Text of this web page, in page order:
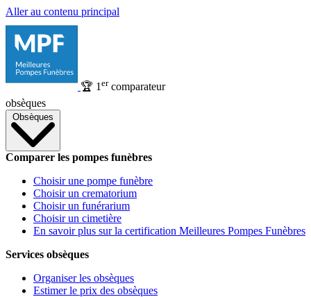
Aller au contenu principal
🏆 1 ercomparateur
obsèques
Obsèques
Comparer les pompes funèbres
Choisir une pompe funèbre
Choisir un crematorium
Choisir un funérarium
Choisir un cimetière
En savoir plus sur la certification Meilleures Pompes Funèbres
Services obsèques
Organiser les obsèques
Estimer le prix des obsèques